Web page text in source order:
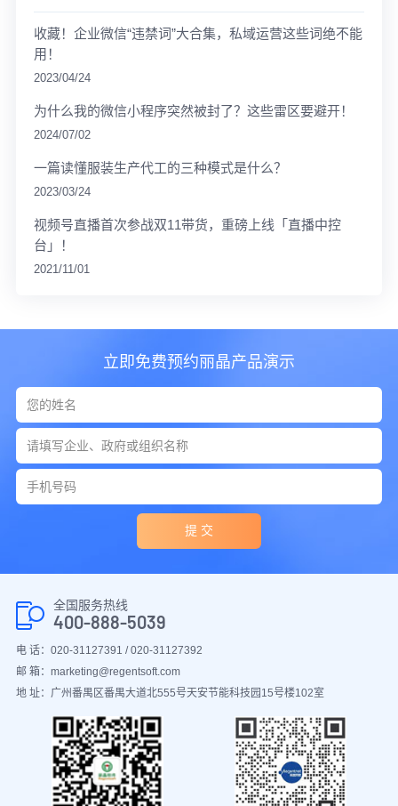
收藏！企业微信“违禁词”大合集，私域运营这些词绝不能
用！
2023/04/24
为什么我的微信小程序突然被封了？这些雷区要避开！
2024/07/02
一篇读懂服装生产代工的三种模式是什么？
2023/03/24
视频号直播首次参战双11带货，重磅上线「直播中控
台」！
2021/11/01
立即免费预约丽晶产品演示
提 交
全国服务热线
400-888-5039
电 话：020-31127391 / 020-31127392
邮 箱：marketing@regentsoft.com
地 址：广州番禺区番禺大道北555号天安节能科技园15号楼102室